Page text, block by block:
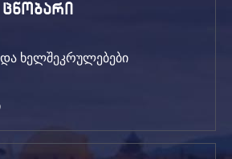
ხელშეკრულებები